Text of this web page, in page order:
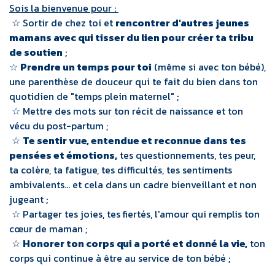
Sois la bienvenue pour :
☆ Sortir de chez toi et rencontrer d'autres jeunes
mamans avec qui tisser du lien pour créer ta tribu
de soutien ;
☆ Prendre un temps pour toi (même si avec ton bébé),
une parenthèse de douceur qui te fait du bien dans ton
quotidien de "temps plein maternel" ;
☆ Mettre des mots sur ton récit de naissance et ton
vécu du post-partum ;
☆ Te sentir vue, entendue et reconnue dans tes
pensées et émotions, tes questionnements, tes peur,
ta colère, ta fatigue, tes difficultés, tes sentiments
ambivalents... et cela dans un cadre bienveillant et non
jugeant ;
☆ Partager tes joies, tes fiertés, l'amour qui remplis ton
cœur de maman ;
☆ Honorer ton corps qui a porté et donné la vie, ton
corps qui continue à être au service de ton bébé ;​